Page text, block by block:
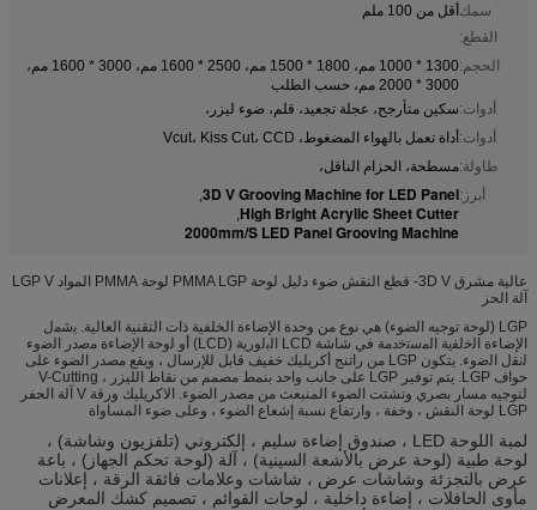
سمك
القطع:
أقل من 100 ملم
الحجم:
1300 * 1000 مم، 1800 * 1500 مم، 2500 * 1600 مم، 3000 * 1600 مم،
3000 * 2000 مم، حسب الطلب
أدوات:سكين متأرجح، عجلة تجعيد، قلم، ضوء ليزر،
أدوات:أداة تعمل بالهواء المضغوط، Vcut، Kiss Cut، CCD
طاولة:مسطحة، الحزام الناقل،
أبرز:3D V Grooving Machine for LED Panel
,
High Bright Acrylic Sheet Cutter
,
2000mm/S LED Panel Grooving Machine
عالية مشرق 3D V- قطع النقش ضوء دليل لوحة PMMA LGP لوحة PMMA المواد LGP V
آلة الحز
LGP (لوحة توجيه الضوء) هي نوع من وحدة الإضاءة الخلفية ذات التقنية العالية. ﯾﺷﻣل
اﻹﺿﺎءة اﻟﺧﻟﻔﯾﺔ اﻟﻣﺳﺗﺧدﻣﺔ ﻓﻲ ﺷﺎﺷﺔ LCD اﻟﺑﻟورﯾﺔ (LCD) أو ﻟوﺣﺔ اﻹﺿﺎءة ﻣﺻدر اﻟﺿوء
ﻟﻧﻘل اﻟﺿوء. يتكون LGP من راتنج أكريليك خفيف قابل للإرسال ، ويقع مصدر الضوء على
حواف LGP. يتم توفير LGP على جانب واحد بنمط مصمم من نقاط الليزر ، V-Cutting
لتوجيه مسار بصري وتشتت الضوء المنبعث من مصدر الضوء. الاكريليك ورقة V آلة الحفر
LGP لوحة النقش ، وخفة ، وارتفاع نسبة إشعاع الضوء ، وعلى ضوء المساواة
لمبة اللوحة LED ، صندوق إضاءة سليم ، إلكتروني (تلفزيون وشاشة) ،
لوحة طبية (لوحة عرض بالأشعة السينية) ، آلة (لوحة تحكم الجهاز) ، باعة
عرض بالتجزئة وشاشات عرض ، شاشات وعلامات فائقة الرقة ، إعلانات
مأوى الحافلات ، إضاءة داخلية ، لوحات القوائم ، تصميم كشك المعرض